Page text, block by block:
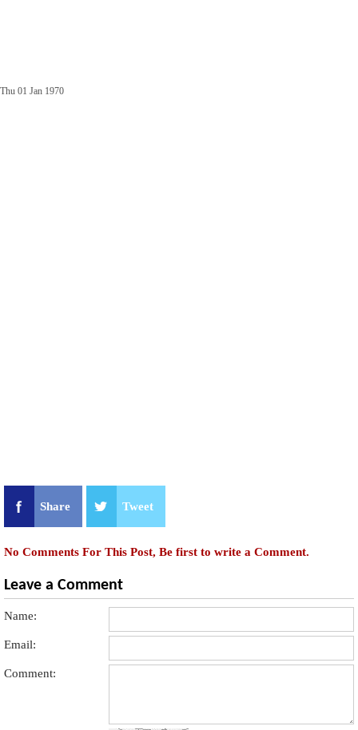
Thu 01 Jan 1970
Share Tweet
No Comments For This Post, Be first to write a Comment.
Leave a Comment
Name:
Email:
Comment: